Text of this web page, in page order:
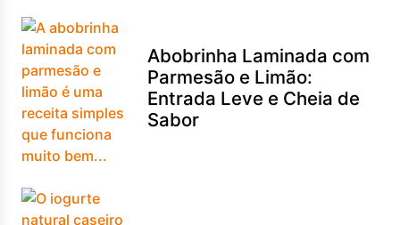
Abobrinha Laminada com
Parmesão e Limão:
Entrada Leve e Cheia de
Sabor